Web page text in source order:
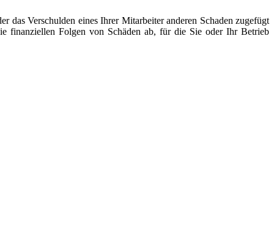
das Verschulden eines Ihrer Mitarbeiter anderen Schaden zugefügt
finanziellen Folgen von Schäden ab, für die Sie oder Ihr Betrieb